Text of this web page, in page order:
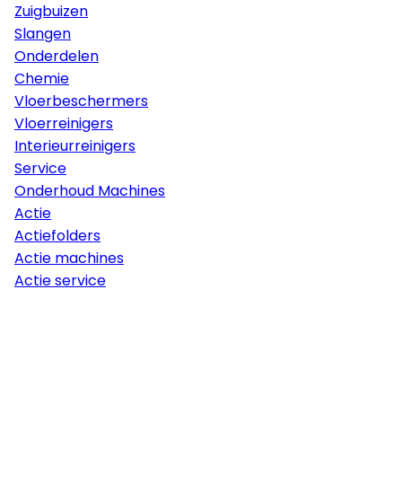
Zuigbuizen
Slangen
Onderdelen
Chemie
Vloerbeschermers
Vloerreinigers
Interieurreinigers
Service
Onderhoud Machines
Actie
Actiefolders
Actie machines
Actie service